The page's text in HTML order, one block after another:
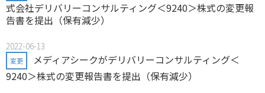
式会社デリバリーコンサルティング＜9240＞株式の変更報
告書を提出（保有減少）
2022-06-13
変更
メディアシークがデリバリーコンサルティング＜
9240＞株式の変更報告書を提出（保有減少）